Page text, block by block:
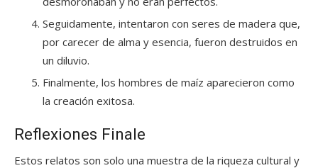
Seguidamente, intentaron con seres de madera que,
por carecer de alma y esencia, fueron destruidos en
un diluvio.
Finalmente, los hombres de maíz aparecieron como
la creación exitosa.
Reflexiones Finale
Estos relatos son solo una muestra de la riqueza cultural y